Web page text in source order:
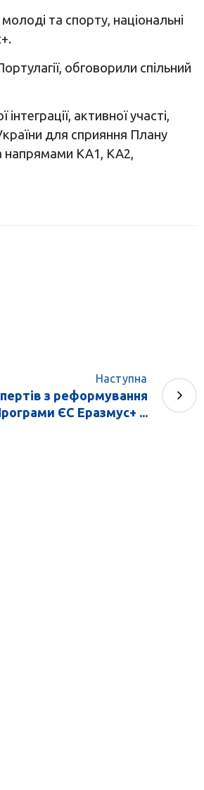
та спорту, національні
обговорили спільний
активної участі,
для сприяння Плану
KA1, KA2,
Наступна
з реформування
ЄС Еразмус+ ...